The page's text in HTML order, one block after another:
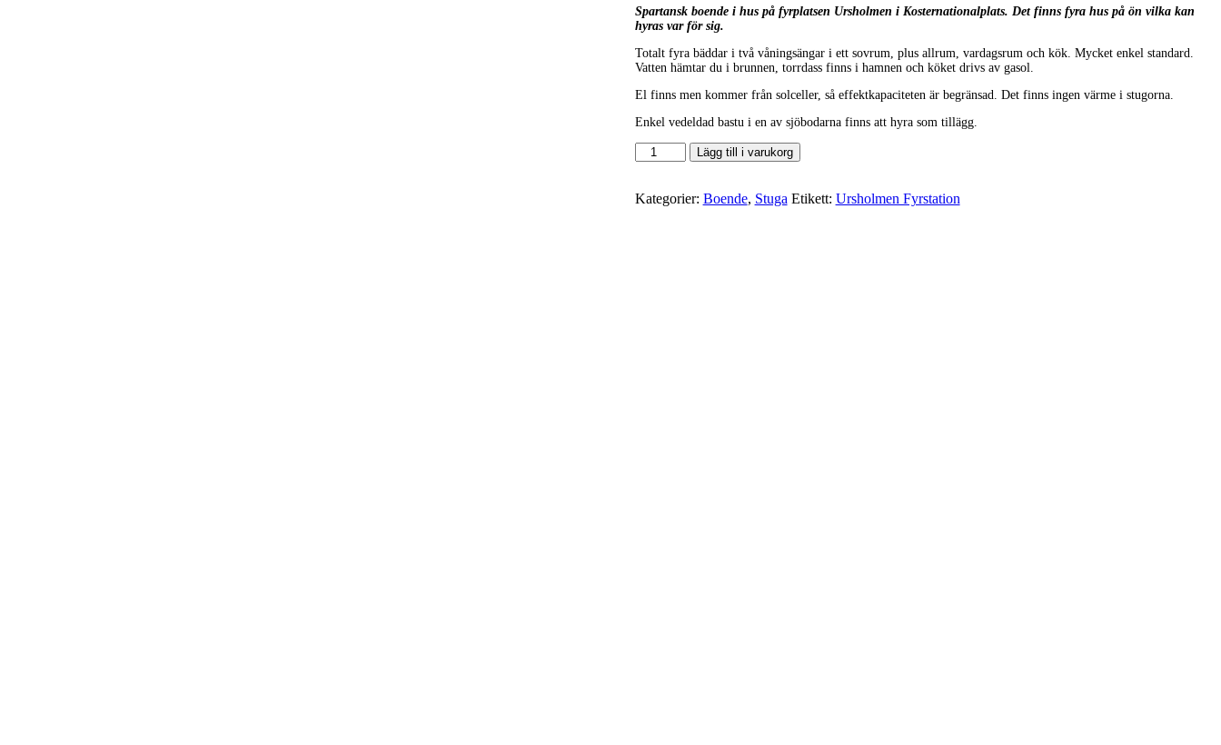
Spartansk boende i hus på fyrplatsen Ursholmen i Kosternationalplats. Det finns fyra hus på ön vilka kan
hyras var för sig.
Totalt fyra bäddar i två våningsängar i ett sovrum, plus allrum, vardagsrum och kök. Mycket enkel standard.
Vatten hämtar du i brunnen, torrdass finns i hamnen och köket drivs av gasol.
El finns men kommer från solceller, så effektkapaciteten är begränsad. Det finns ingen värme i stugorna.
Enkel vedeldad bastu i en av sjöbodarna finns att hyra som tillägg.
Lägg till i varukorg
Kategorier: Boende, Stuga Etikett: Ursholmen Fyrstation